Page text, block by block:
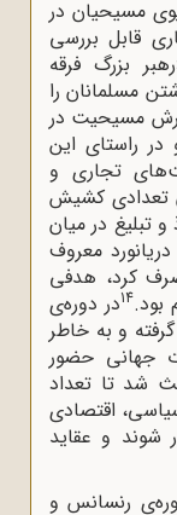
مسیحیان در
قابل بررسی
بزرگ فرقه
مسلمانان را
مسیحیت در
راستای این
تجاری و
تعدادی کشیش
تبلیغ در میان
معروف
کرد، هدفی
بود.14در دوره‌ی
و به خاطر
جهانی حضور
شد تا تعداد
اقتصادی
شوند و عقاید
رنسانس و